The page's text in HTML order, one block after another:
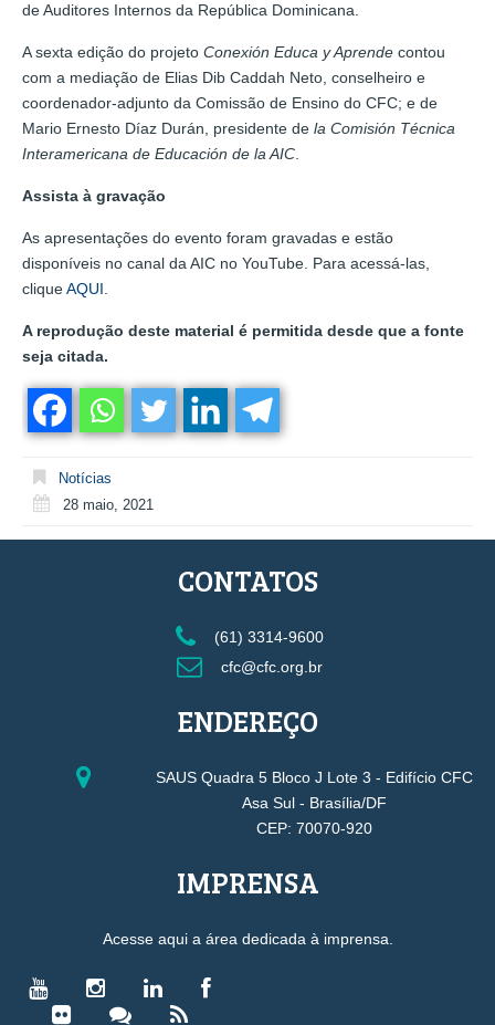
de Auditores Internos da República Dominicana.
A sexta edição do projeto Conexión Educa y Aprende contou
com a mediação de Elias Dib Caddah Neto, conselheiro e
coordenador-adjunto da Comissão de Ensino do CFC; e de
Mario Ernesto Díaz Durán, presidente de la Comisión Técnica
Interamericana de Educación de la AIC
Assista à gravação
As apresentações do evento foram gravadas e estão
disponíveis no canal da AIC no YouTube. Para acessá-las,
cliqueAQUI.
A reprodução deste material é permitida desde que a fonte
seja citada.
Notícias
28 maio, 2021
CONTATOS
(61) 3314-9600
cfc@cfc.org.br
ENDEREÇO
SAUS Quadra 5 Bloco J Lote 3 - Edifício CFC
Asa Sul - Brasília/DF
CEP: 70070-920
IMPRENSA
Acesse aqui a área dedicada à imprensa.